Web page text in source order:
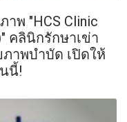
พ "HCS Clinic
คลินิกรักษาเข่า
าพบำบัด เปิดให้
นี้!